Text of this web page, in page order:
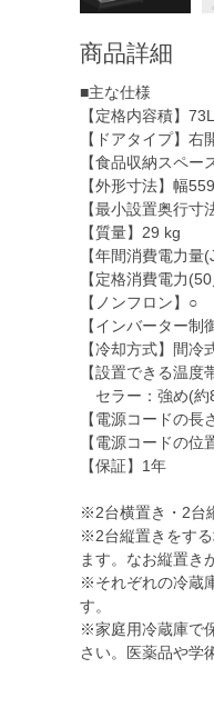
商品詳細
■主な仕様
【定格内容積】73L
【ドアタイプ】
【食品収納スペー
【外形寸法】幅
【最小設置奥行寸
【質量】29 kg
【年間消費電力
【定格消費電力
【ノンフロン】○
【インバーター制
【冷却方式】間冷
【設置できる温
セラー：強め(
【電源コードの長
【電源コードの
【保証】1年
※2台横置き・2台
※2台縦置きをする
ます。なお縦置き
※それぞれの冷蔵
す。
※家庭用冷蔵庫で
さい。医薬品や学